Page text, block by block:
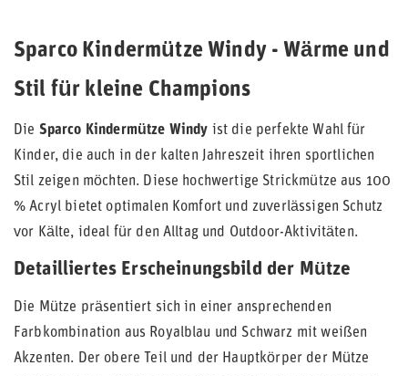
Sparco Kindermütze Windy - Wärme und
Stil für kleine Champions
Die Sparco Kindermütze Windy ist die perfekte Wahl für
Kinder, die auch in der kalten Jahreszeit ihren sportlichen
Stil zeigen möchten. Diese hochwertige Strickmütze aus 100
% Acryl bietet optimalen Komfort und zuverlässigen Schutz
vor Kälte, ideal für den Alltag und Outdoor-Aktivitäten.
Detailliertes Erscheinungsbild der Mütze
Die Mütze präsentiert sich in einer ansprechenden
Farbkombination aus Royalblau und Schwarz mit weißen
Akzenten. Der obere Teil und der Hauptkörper der Mütze